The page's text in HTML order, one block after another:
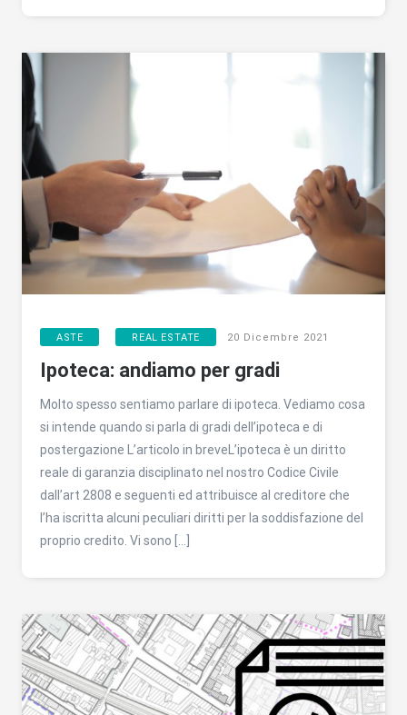
ASTE REAL ESTATE 20 Dicembre 2021
Ipoteca: andiamo per gradi
Molto spesso sentiamo parlare di ipoteca. Vediamo cosa
si intende quando si parla di gradi dell’ipoteca e di
postergazione L’articolo in breveL’ipoteca è un diritto
reale di garanzia disciplinato nel nostro Codice Civile
dall’art 2808 e seguenti ed attribuisce al creditore che
l’ha iscritta alcuni peculiari diritti per la soddisfazione del
proprio credito. Vi sono […]